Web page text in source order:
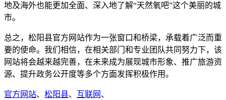
地及海外也能更加全面、深入地了解“天然氧吧”这个美丽的城
市。
总之，松阳县官方网站作为一张窗口和桥梁，承载着广泛而重
要的使命。我们相信，在相关部门和专业团队共同努力下，该
网站将会越来越完善，在未来成为展现城市形象、推广旅游资
源、提升政务公开度等多个方面发挥积极作用。
官方网站、 松阳县、 互联网 、